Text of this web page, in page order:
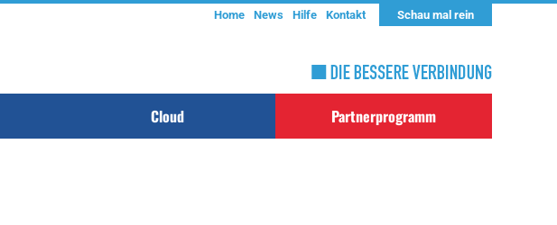
Schau mal rein
Home News Hilfe Kontakt
Cloud Partnerprogramm